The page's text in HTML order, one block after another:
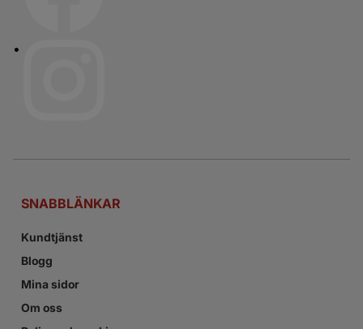
SNABBLÄNKAR
Kundtjänst
Blogg
Mina sidor
Om oss